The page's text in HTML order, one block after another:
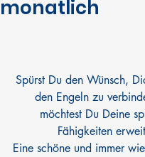
monatlich
​Spürst Du den Wünsch,
den Engeln zu
möchtest Du Deine
Fähigkeiten
Eine schöne und immer